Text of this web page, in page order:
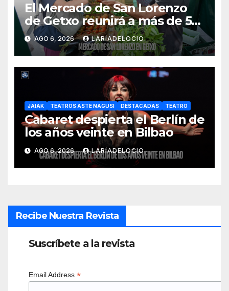
El Mercado de San Lorenzo
de Getxo reunirá a más de 50
productores del País Vasco
AGO 6, 2026 LARÍADELOCIO
JAIAK TEATROS ASTE NAGUSI DESTACADAS TEATRO
Cabaret despierta el Berlín de
los años veinte en Bilbao
AGO 6, 2026 LARÍADELOCIO
Recibe Nuestra Revista
Suscríbete a la revista
Email Address *